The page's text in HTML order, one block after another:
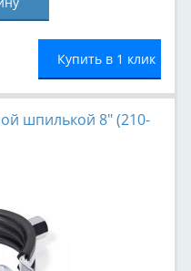
Купить в 1 клик
шпилькой 8" (210-